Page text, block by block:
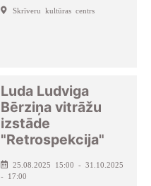
Skrīveru kultūras centrs
Luda Ludviga
Bērziņa vitrāžu
izstāde
"Retrospekcija"
25.08.2025 15:00 - 31.10.2025
- 17:00